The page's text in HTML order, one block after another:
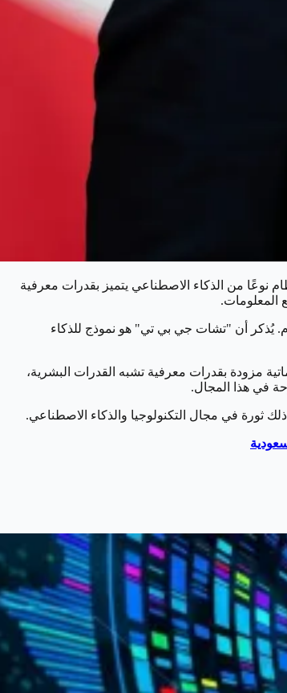
نوعًا من الذكاء الاصطناعي يتميز بقدرات معرفية
يُذكر أن "تشات جي بي تي" هو نموذج للذكاء
مزودة بقدرات معرفية تشبه القدرات البشرية،